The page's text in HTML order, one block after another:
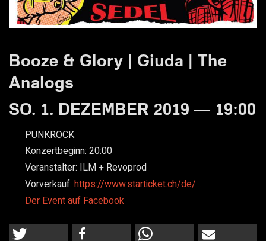
Booze & Glory | Giuda | The
Analogs
SO. 1. DEZEMBER 2019 — 19:00
PUNKROCK
Konzertbeginn: 20:00
Veranstalter: ILM + Revoprod
Vorverkauf: https://www.starticket.ch/de/…
Der Event auf Facebook